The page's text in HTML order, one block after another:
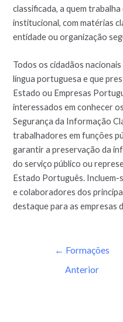
classificada, a quem
institucional, com matérias
entidade ou organização
Todos os cidadãos
língua portuguesa e que
Estado ou Empresas
interessados em conhecer
Segurança da Informação
trabalhadores em funções
garantir a preservação da
do serviço público ou
Estado Português.
e colaboradores dos
destaque para as empresas
← Formações
Anterior